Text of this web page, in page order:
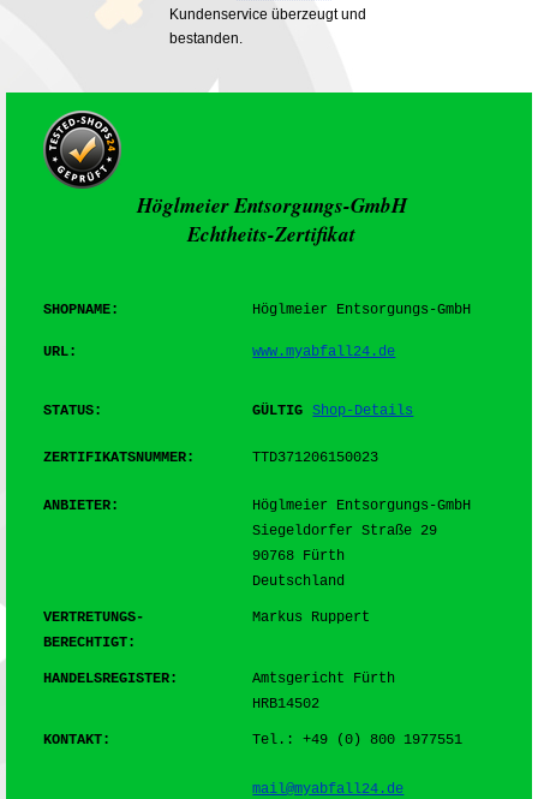
Kundenservice überzeugt und
bestanden.
Höglmeier Entsorgungs-GmbH
Echtheits-Zertifikat
SHOPNAME: Höglmeier Entsorgungs-GmbH
URL: www.myabfall24.de
STATUS: GÜLTIG Shop-Details
ZERTIFIKATSNUMMER: TTD371206150023
ANBIETER:
Höglmeier Entsorgungs-GmbH
Siegeldorfer Straße 29
90768 Fürth
Deutschland
VERTRETUNGS-
BERECHTIGT:
Markus Ruppert
HANDELSREGISTER:
Amtsgericht Fürth
HRB14502
KONTAKT: Tel.: +49 (0) 800 1977551
mail@myabfall24.de